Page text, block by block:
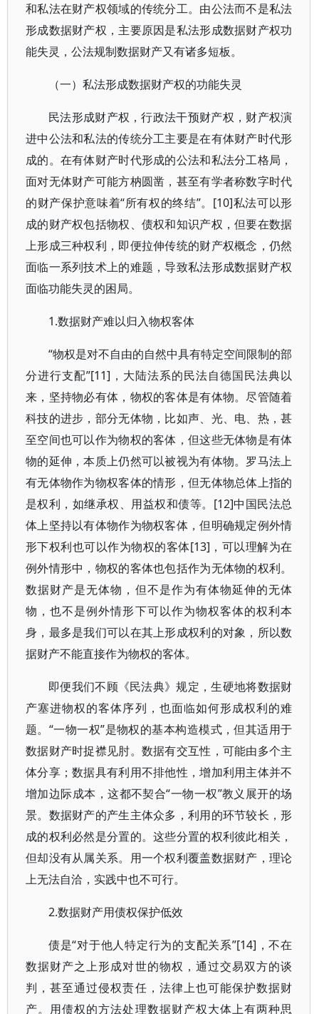
和私法在财产权领域的传统分工。由公法而不是私法
形成数据财产权，主要原因是私法形成数据财产权功
能失灵，公法规制数据财产又有诸多短板。
（一）私法形成数据财产权的功能失灵
民法形成财产权，行政法干预财产权，财产权演
进中公法和私法的传统分工主要是在有体财产时代形
成的。在有体财产时代形成的公法和私法分工格局，
面对无体财产可能方枘圆凿，甚至有学者称数字时代
的财产保护意味着“所有权的终结”。[10]私法可以形
成的财产权包括物权、债权和知识产权，但要在数据
上形成三种权利，即便拉伸传统的财产权概念，仍然
面临一系列技术上的难题，导致私法形成数据财产权
面临功能失灵的困局。
1.数据财产难以归入物权客体
“物权是对不自由的自然中具有特定空间限制的部
分进行支配”[11]，大陆法系的民法自德国民法典以
来，坚持物必有体，物权的客体是有体物。尽管随着
科技的进步，部分无体物，比如声、光、电、热，甚
至空间也可以作为物权的客体，但这些无体物是有体
物的延伸，本质上仍然可以被视为有体物。罗马法上
有无体物作为物权客体的情形，但无体物总体上指的
是权利，如继承权、用益权和债等。[12]中国民法总
体上坚持以有体物作为物权客体，但明确规定例外情
形下权利也可以作为物权的客体[13]，可以理解为在
例外情形中，物权的客体也包括作为无体物的权利。
数据财产是无体物，但不是作为有体物延伸的无体
物，也不是例外情形下可以作为物权客体的权利本
身，最多是我们可以在其上形成权利的对象，所以数
据财产不能直接作为物权的客体。
即便我们不顾《民法典》规定，生硬地将数据财
产塞进物权的客体序列，也面临如何形成权利的难
题。“一物一权”是物权的基本构造模式，但其适用于
数据财产时捉襟见肘。数据有交互性，可能由多个主
体分享；数据具有利用不排他性，增加利用主体并不
增加边际成本，这都不契合“一物一权”教义展开的场
景。数据财产的产生主体众多，利用的环节较长，形
成的权利必然是分置的。这些分置的权利彼此相关，
但却没有从属关系。用一个权利覆盖数据财产，理论
上无法自洽，实践中也不可行。
2.数据财产用债权保护低效
债是“对于他人特定行为的支配关系”[14]，不在
数据财产之上形成对世的物权，通过交易双方的谈
判，甚至通过侵权责任，法律上也可能保护数据财
产。用债权的方法处理数据财产权大体上有两种思